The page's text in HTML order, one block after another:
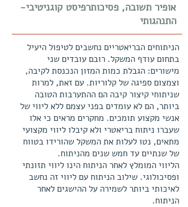
הניתוחים הבריאטריים נחשבים לטיפול היעיל
בתחום עודף המשקל. רובם עובדים שני
מישורים: הגבלת כמות המזון הנכנסת לקיבה,
וצמצום ספיגה של קלוריות. עם זאת, למרות
שניתוחי קיצור קיבה הם ההתערבות הטובה
ביותר, הם לא עומדים בפני עצמם ללא ליווי של
אנשי מקצוע תומכים. מחקרים מראים כי אלו
שעברו ניתוח בריאטרי ולא קיבלו ליווי מקצועי
מתאים, נטו לעלות את המשקל שהורידו בטווח
של שנתיים עד חמש שנים מהניתוח.
הליווי המומלץ לאחר הניתוח הינו ליווי תזונתי
ופסיכולוגי. שילוב הניתוח עם ליווי זה נחשב
לאיכותי ביותר לשמירה על ההישגים לאחר
הניתוח.
אופיר תשובה, פסיכותרפיסט קוגניטיבי-
התנהגותי